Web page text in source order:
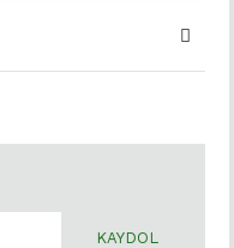
KAYDOL